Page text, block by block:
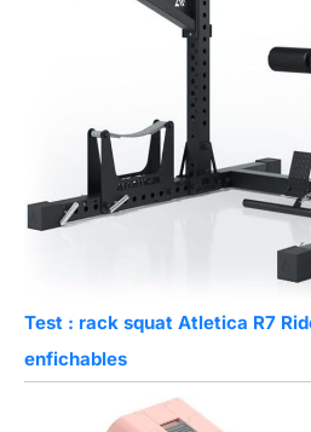
Test : rack squat Atletica R7
enfichables